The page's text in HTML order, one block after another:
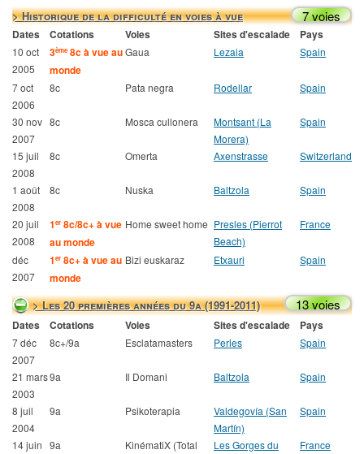
> Historique de la difficulté en voies à vue 7 voies
Dates Cotations Voies Sites d'escalade Pays
10 oct
2005
3ème8c à vue au
monde
Gaua Lezaia Spain
7 oct
2006
8c Pata negra Rodellar Spain
30 nov
2007
8c Mosca cullonera
Montsant (La
Morera)
Spain
15 juil
2008
8c Omerta Axenstrasse Switzerland
1 août
2008
8c Nuska Baltzola Spain
20 juil
2008
1er 8c/8c+ à vue
au monde
Home sweet home Presles (Pierrot
Beach)
France
déc
2007
1er 8c+ à vue au
monde
Bizi euskaraz Etxauri Spain
> Les 20 premières années du 9a (1991-2011) 13 voies
Dates Cotations Voies Sites d'escalade Pays
7 déc
2007
8c+/9a Esclatamasters Perles Spain
21 mars
2003
9a Il Domani Baltzola Spain
8 juil
2004
9a Psikoterapia
Valdegovía (San
Martín)
Spain
14 juin 9a
KinématiX (Total
Les Gorges du
France